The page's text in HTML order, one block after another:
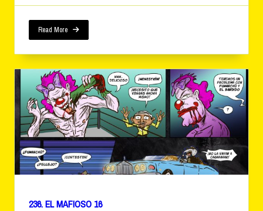
Read More
236. EL MAFIOSO 16